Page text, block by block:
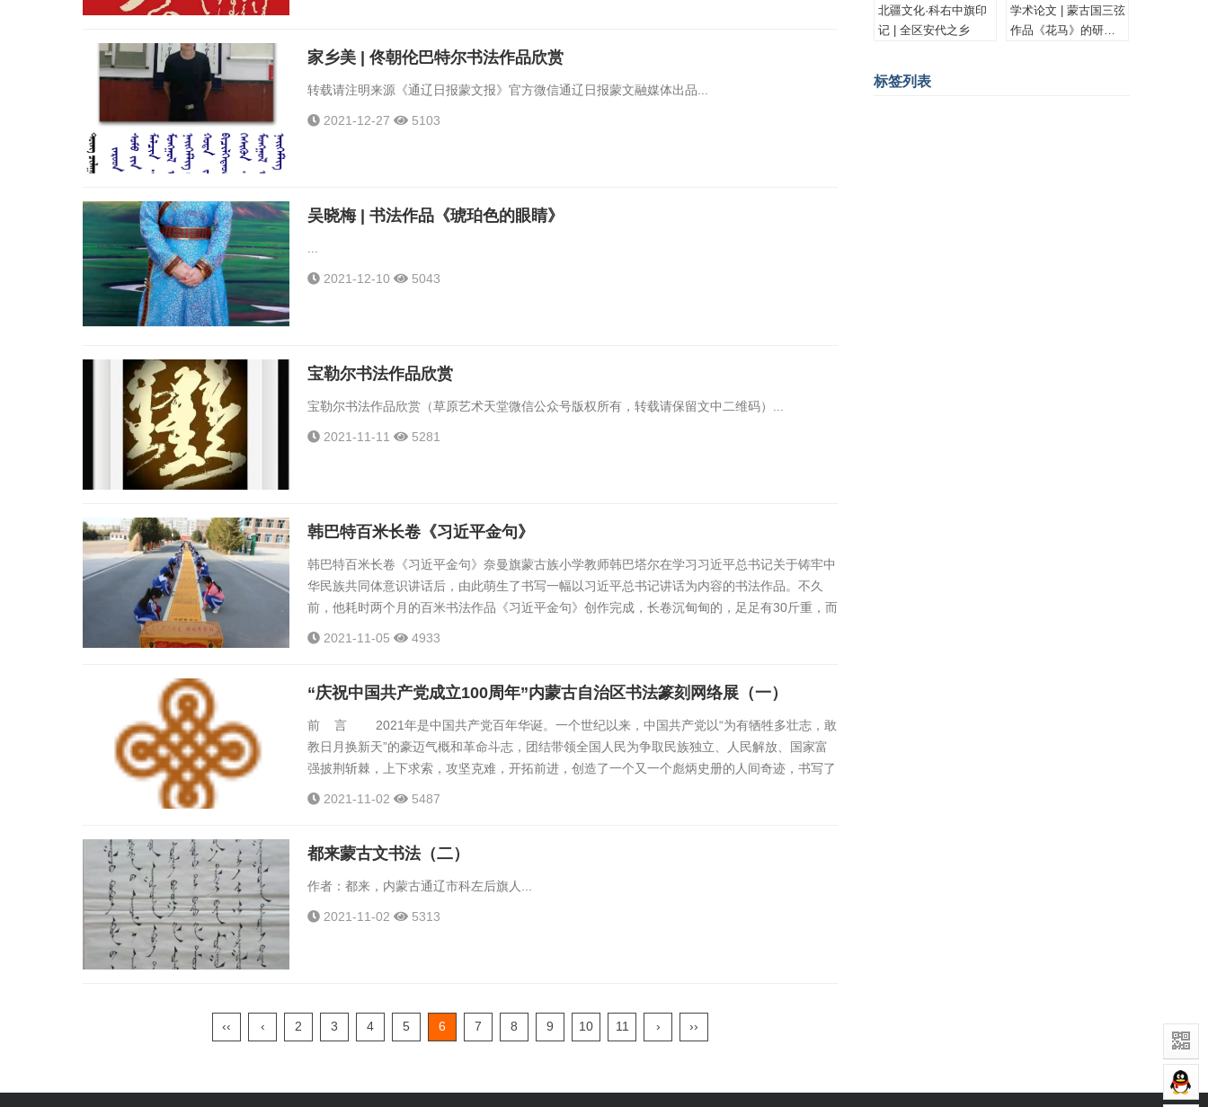
家乡美 | 佟朝伦巴特尔书法作品欣赏
转载请注明来源《通辽日报蒙文报》官方微信通辽日报蒙文融媒体出品...
2021-12-27 5103
吴晓梅 | 书法作品《琥珀色的眼睛》
2021-12-10 5043
宝勒尔书法作品欣赏
宝勒尔书法作品欣赏（草原艺术天堂微信公众号版权所有，转载请保留文中二维码）...
2021-11-11 5281
韩巴特百米长卷《习近平金句》
韩巴特百米长卷《习近平金句》奈曼旗蒙古族小学教师韩巴塔尔在学习习近平总书记关于铸牢中
华民族共同体意识讲话后，由此萌生了书写一幅以习近平总书记讲话为内容的书法作品。不久
前，他耗时两个月的百米书法作品《习近平金句》创作完成，长卷沉甸甸的，足足有30斤重，而
金色的卷纸、平和的章法也因此让人叹为观止。...
2021-11-05 4933
“庆祝中国共产党成立100周年”内蒙古自治区书法篆刻网络展（一）
前 言 2021年是中国共产党百年华诞。一个世纪以来，中国共产党以“为有牺牲多壮志，敢
教日月换新天”的豪迈气概和革命斗志，团结带领全国人民为争取民族独立、人民解放、国家富
强披荆斩棘，上下求索，攻坚克难，开拓前进，创造了一个又一个彪炳史册的人间奇迹，书写了
中华民族几千年历史上最恢宏的壮丽史诗。 百年征程波澜壮阔,百年初心历久弥坚。为此，
2021-11-02 5487
都来蒙古文书法（二）
作者：都来，内蒙古通辽市科左后旗人...
2021-11-02 5313
‹‹ ‹ 2 3 4 5 6 7 8 9 10 11 › ››
北疆文化·科右中旗印
记 | 全区安代之乡
学术论文 | 蒙古国三弦
作品《花马》的研究
标签列表